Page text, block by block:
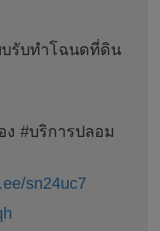
รับทำโฉนดที่ดิน
ง #บริการปลอม
sn24uc7